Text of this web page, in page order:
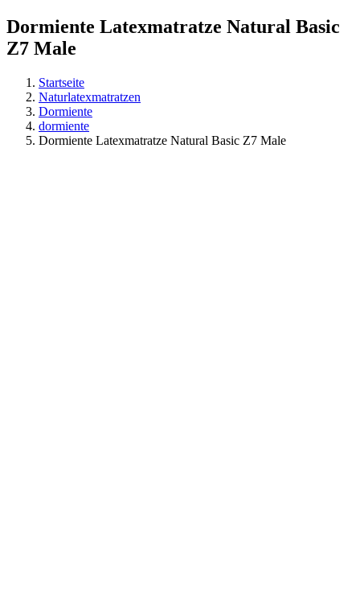
Dormiente Latexmatratze Natural Basic
Z7 Male
Startseite
Naturlatexmatratzen
Dormiente
dormiente
Dormiente Latexmatratze Natural Basic Z7 Male